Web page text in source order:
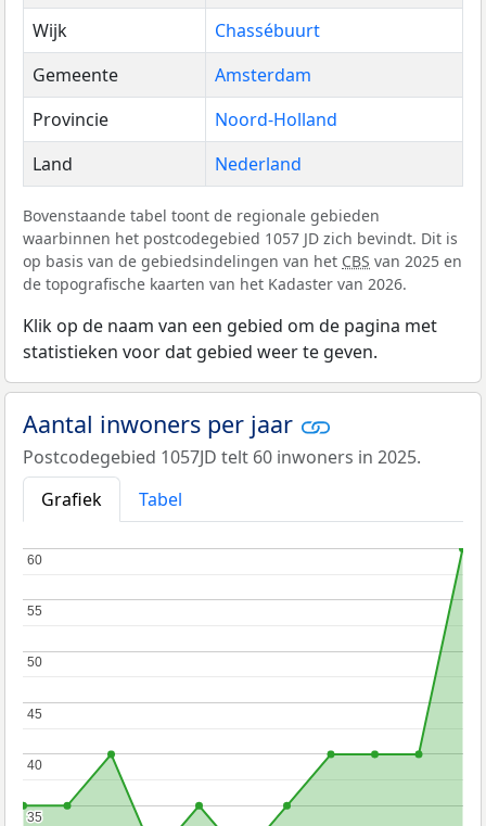
Wijk
Chassébuurt
Gemeente
Amsterdam
Provincie
Noord-Holland
Land
Nederland
Bovenstaande tabel toont de regionale gebieden
waarbinnen het postcodegebied 1057 JD zich bevindt. Dit is
op basis van de gebiedsindelingen van het CBS van 2025 en
de topografische kaarten van het Kadaster van 2026.
Klik op de naam van een gebied om de pagina met
statistieken voor dat gebied weer te geven.
Aantal inwoners per jaar
Postcodegebied 1057JD telt 60 inwoners in 2025.
Grafiek
Tabel
35
35
40
40
45
45
50
50
55
55
60
60